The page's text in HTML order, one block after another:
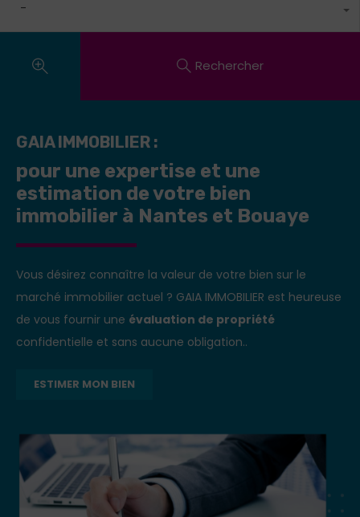
-
Rechercher
GAIA IMMOBILIER :
pour une expertise et une
estimation de votre bien
immobilier à Nantes et Bouaye
Vous désirez connaître la valeur de votre bien sur le
marché immobilier actuel ? GAIA IMMOBILIER est heureuse
de vous fournir une évaluation de propriété
confidentielle et sans aucune obligation..
ESTIMER MON BIEN